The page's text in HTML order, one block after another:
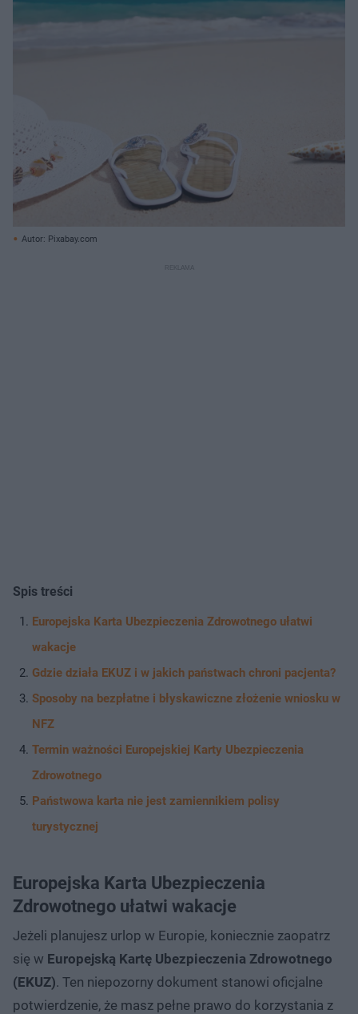
Autor: Pixabay.com
Spis treści
Europejska Karta Ubezpieczenia Zdrowotnego ułatwi
wakacje
Gdzie działa EKUZ i w jakich państwach chroni pacjenta?
Sposoby na bezpłatne i błyskawiczne złożenie wniosku w
NFZ
Termin ważności Europejskiej Karty Ubezpieczenia
Zdrowotnego
Państwowa karta nie jest zamiennikiem polisy
turystycznej
Europejska Karta Ubezpieczenia
Zdrowotnego ułatwi wakacje
Jeżeli planujesz urlop w Europie, koniecznie zaopatrz
się w Europejską Kartę Ubezpieczenia Zdrowotnego
(EKUZ). Ten niepozorny dokument stanowi oficjalne
potwierdzenie, że masz pełne prawo do korzystania z